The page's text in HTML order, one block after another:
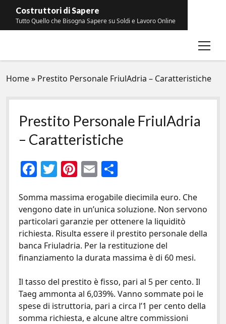
Costruttori di Sapere
Tutto Quello che Bisogna Sapere su Soldi e Lavoro Online
open
Home» Prestito Personale FriulAdria – Caratteristiche
Prestito Personale FriulAdria
– Caratteristiche
F
e
b
o
o
k
T
itt
er
Pi
er
es
t
E
ai
l
C
n
di
vi
di
Somma massima erogabile diecimila euro. Che
vengono date in un’unica soluzione. Non servono
particolari garanzie per ottenere la liquiditò
richiesta. Risulta essere il prestito personale della
banca Friuladria. Per la restituzione del
finanziamento la durata massima è di 60 mesi.
Il tasso del prestito è fisso, pari al 5 per cento. Il
Taeg ammonta al 6,039%. Vanno sommate poi le
spese di istruttoria, pari a circa l’1 per cento della
somma richiesta, e alcune altre commissioni